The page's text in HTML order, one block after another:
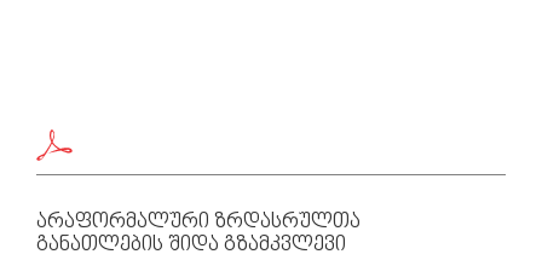
Არაფორმალური Ზრდასრულთა
Განათლების Შიდა Გზამკვლევი